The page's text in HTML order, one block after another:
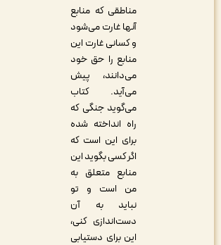
مناطقی که منابع
آنها غارت می‌شود
و کسانی غارت این
منابع را حق خود
می‌دانند، پیش
می‌آید. کتاب
می‌گوید جنگی که
راه انداخته شده
برای این است که
اگر کسی بگوید این
منابع متعلق به
من است و تو
نباید به آن
دست‌اندازی کنی،
این برای دستیابی